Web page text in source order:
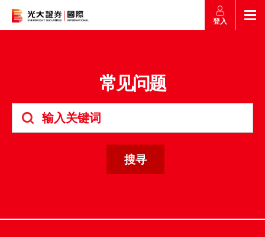
市场快讯
市场概要
研究报告总览
简介
收费及其他费用
交易
登入
常见问题